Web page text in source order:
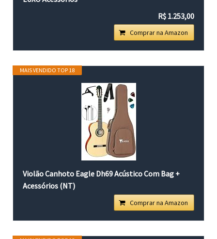
R$ 1.253,00
Comprar na Amazon
MAIS VENDIDO TOP 18
Violão Canhoto Eagle Dh69 Acústico Com Bag +
Acessórios (NT)
Comprar na Amazon